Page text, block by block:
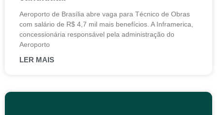
Aeroporto de Brasília abre vaga para Técnico de Obras
com salário de R$ 4,7 mil mais benefícios. A Inframerica,
concessionária responsável pela administração do
Aeroporto
LER MAIS